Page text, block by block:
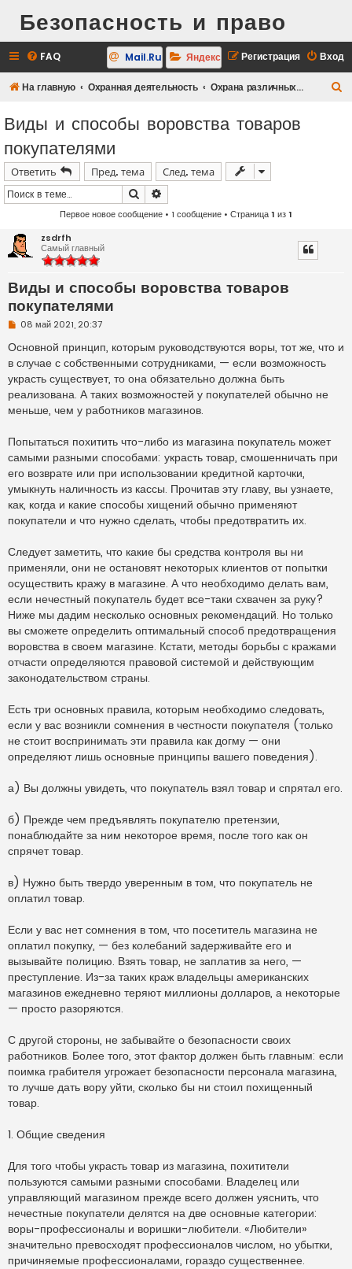
Безопасность и право
FAQ Вход
Регистрация
Mail.Ru Яндекс
На главную Охранная деятельность Охрана различных объектов
Виды и способы воровства товаров
покупателями
Ответить Пред. тема
След. тема
Поиск
Первое новое сообщение • 1 сообщение • Страница1 из1
zsdrfh
Самый главный
Виды и способы воровства товаров
покупателями
Н
п
р
о
ч
и
т
н
е
с
о
б
е
н
и
08 май 2021, 20:37
Основной принцип, которым руководствуются воры, тот же, что и
в случае с собственными сотрудниками, — если возможность
украсть существует, то она обязательно должна быть
реализована. А таких возможностей у покупателей обычно не
меньше, чем у работников магазинов.
Попытаться похитить что-либо из магазина покупатель может
самыми разными способами: украсть товар, смошенничать при
его возврате или при использовании кредитной карточки,
умыкнуть наличность из кассы. Прочитав эту главу, вы узнаете,
как, когда и какие способы хищений обычно применяют
покупатели и что нужно сделать, чтобы предотвратить их.
Следует заметить, что какие бы средства контроля вы ни
применяли, они не остановят некоторых клиентов от попытки
осуществить кражу в магазине. А что необходимо делать вам,
если нечестный покупатель будет все-таки схвачен за руку?
Ниже мы дадим несколько основных рекомендаций. Но только
вы сможете определить оптимальный способ предотвращения
воровства в своем магазине. Кстати, методы борьбы с кражами
отчасти определяются правовой системой и действующим
законодательством страны.
Есть три основных правила, которым необходимо следовать,
если у вас возникли сомнения в честности покупателя (только
не стоит воспринимать эти правила как догму — они
определяют лишь основные принципы вашего поведения).
а) Вы должны увидеть, что покупатель взял товар и спрятал его.
б) Прежде чем предъявлять покупателю претензии,
понаблюдайте за ним некоторое время, после того как он
спрячет товар.
в) Нужно быть твердо уверенным в том, что покупатель не
оплатил товар.
Если у вас нет сомнения в том, что посетитель магазина не
оплатил покупку, — без колебаний задерживайте его и
вызывайте полицию. Взять товар, не заплатив за него, —
преступление. Из-за таких краж владельцы американских
магазинов ежедневно теряют миллионы долларов, а некоторые
— просто разоряются.
С другой стороны, не забывайте о безопасности своих
работников. Более того, этот фактор должен быть главным: если
поимка грабителя угрожает безопасности персонала магазина,
то лучше дать вору уйти, сколько бы ни стоил похищенный
товар.
1. Общие сведения
Для того чтобы украсть товар из магазина, похитители
пользуются самыми разными способами. Владелец или
управляющий магазином прежде всего должен уяснить, что
нечестные покупатели делятся на две основные категории:
воры-профессионалы и воришки-любители. «Любители»
значительно превосходят профессионалов числом, но убытки,
причиняемые профессионалами, гораздо существеннее.